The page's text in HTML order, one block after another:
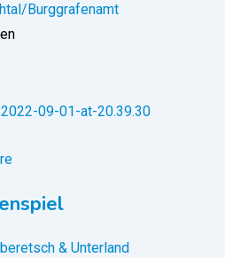
Burggrafenamt
& Unterland